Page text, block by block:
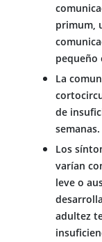
primum,
pequeño
La
de
semanas.
Los
varían
leve o
adultez